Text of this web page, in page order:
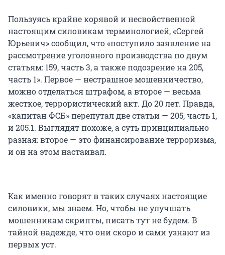
Пользуясь крайне корявой и несвойственной
настоящим силовикам терминологией, «Сергей
Юрьевич» сообщил, что «поступило заявление на
рассмотрение уголовного производства по двум
статьям: 159, часть 3, а также подозрение на 205,
часть 1». Первое — нестрашное мошенничество,
можно отделаться штрафом, а второе — весьма
жесткое, террористический акт. До 20 лет. Правда,
«капитан ФСБ» перепутал две статьи — 205, часть 1,
и 205.1. Выглядят похоже, а суть принципиально
разная: второе — это финансирование терроризма,
и он на этом настаивал.
Как именно говорят в таких случаях настоящие
силовики, мы знаем. Но, чтобы не улучшать
мошенникам скрипты, писать тут не будем. В
тайной надежде, что они скоро и сами узнают из
первых уст.